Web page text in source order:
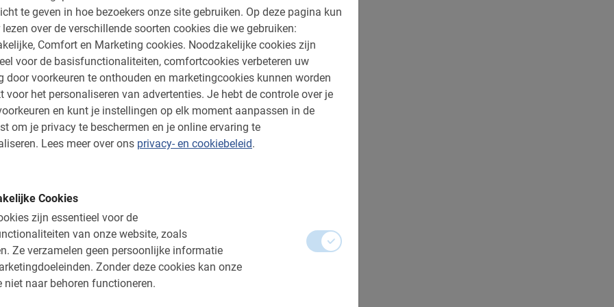
te geven in hoe bezoekers onze site gebruiken. Op deze pagina kun
lezen over de verschillende soorten cookies die we gebruiken:
Comfort en Marketing cookies. Noodzakelijke cookies zijn
voor de basisfunctionaliteiten, comfortcookies verbeteren uw
door voorkeuren te onthouden en marketingcookies kunnen worden
voor het personaliseren van advertenties. Je hebt de controle over je
en kunt je instellingen op elk moment aanpassen in de
om je privacy te beschermen en je online ervaring te
Lees meer over ons privacy- en cookiebeleid.
Cookies
zijn essentieel voor de
van onze website, zoals
Ze verzamelen geen persoonlijke informatie
Zonder deze cookies kan onze
niet naar behoren functioneren.
2 uur tijd mee langs alle mooie plekken.
laat je kennis maken met deze leuke stad
Dit alles natuurlijk op een rustig tempo
foto’s. Het is geen heuvelvrije stad en
te reserveren om het wat ontspannender
via de extra opties.
nu
en verken de stad van Mercedes-Benz
op de fiets! Reserveren doe je veilig en snel
ontvangt direct een bevestiging met alle
Let op:de minimale deelname is 4, als
gewoon reserveren. Mochten er geen
privé tocht en betaal je voor 4 personen,